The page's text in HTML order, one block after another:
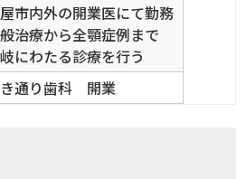
市内外の開業医にて勤務
般治療から全顎症例まで
にわたる診療を行う
通り歯科 開業